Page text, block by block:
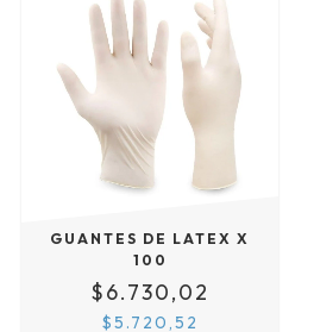
GUANTES DE LATEX X
100
$6.730,02
$5.720,52